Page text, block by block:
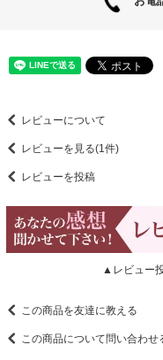
レビューについて
レビューを見る(1件)
レビューを投稿
▲レビュー
この商品を友達に教える
この商品について問い合わせ